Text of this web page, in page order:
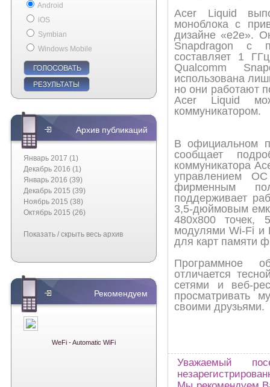
Acer Liquid
моноблока с
дизайне «e2e».
Snapdragon с
составляет 1
Qualcomm
использована
но они работают
Acer Liquid
коммуникатором.
В официальном
сообщает
коммуникатора
управлением
фирменным
поддерживает
3,5-дюймовым
480х800 точек,
модулями Wi-Fi и
для карт памяти
Программное
отличается
сетями и веб-
просматривать
своими друзьями.
Уважаемый
Android
iOS
Symbian
Windows Mobile
Архив публикаций
Январь 2017 (1)
Декабрь 2016 (1)
Январь 2016 (39)
Декабрь 2015 (39)
Ноябрь 2015 (38)
Октябрь 2015 (26)
Показать / скрыть весь архив
Рекомендуем
WeFi - Automatic WiFi